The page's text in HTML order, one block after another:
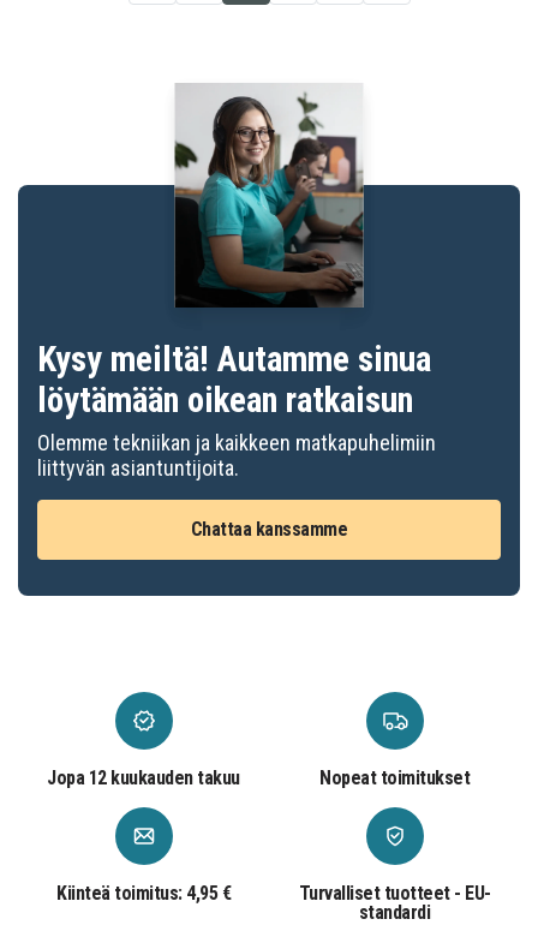
Kysy meiltä! Autamme sinua
löytämään oikean ratkaisun
Olemme tekniikan ja kaikkeen matkapuhelimiin
liittyvän asiantuntijoita.
Chattaa kanssamme
Jopa 12 kuukauden takuu Nopeat toimitukset
Kiinteä toimitus: 4,95 €
Turvalliset tuotteet - EU-
standardi